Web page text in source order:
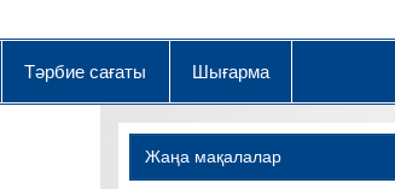
Тәрбие сағаты Шығарма
Жаңа мақалалар